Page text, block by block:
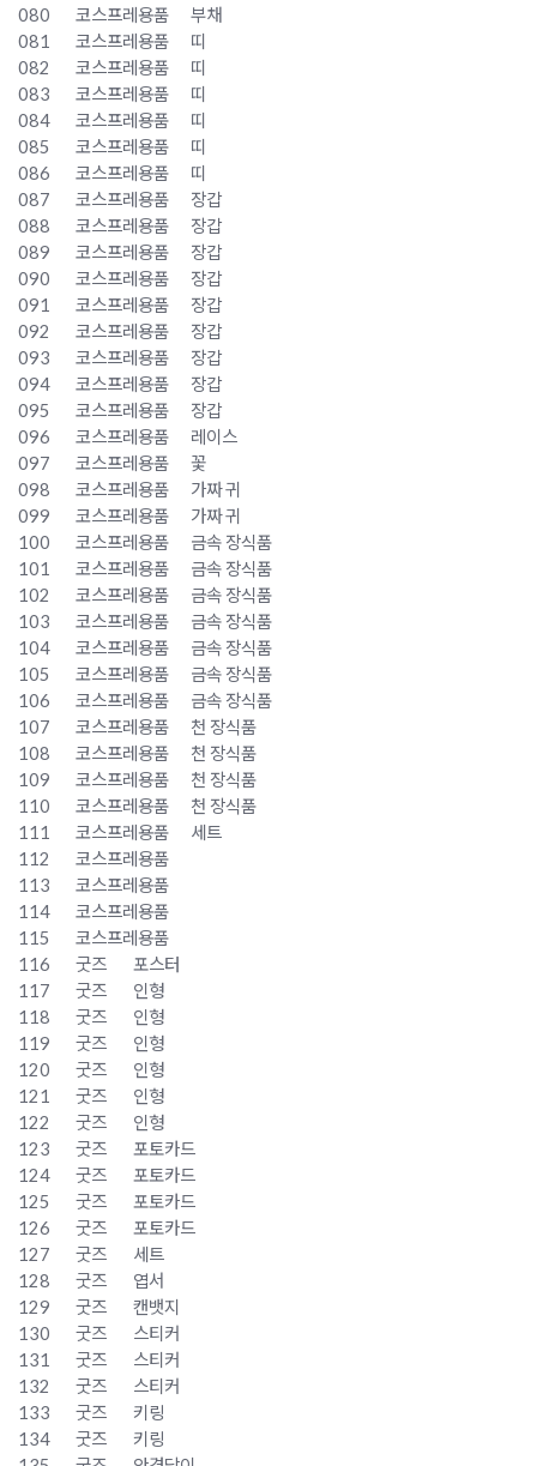
080
코스프레용품
부채
081
코스프레용품
띠
082
코스프레용품
띠
083
코스프레용품
띠
084
코스프레용품
띠
085
코스프레용품
띠
086
코스프레용품
띠
087
코스프레용품
장갑
088
코스프레용품
장갑
089
코스프레용품
장갑
090
코스프레용품
장갑
091
코스프레용품
장갑
092
코스프레용품
장갑
093
코스프레용품
장갑
094
코스프레용품
장갑
095
코스프레용품
장갑
096
코스프레용품
레이스
097
코스프레용품
꽃
098
코스프레용품
가짜 귀
099
코스프레용품
가짜 귀
100
코스프레용품
금속 장식품
101
코스프레용품
금속 장식품
102
코스프레용품
금속 장식품
103
코스프레용품
금속 장식품
104
코스프레용품
금속 장식품
105
코스프레용품
금속 장식품
106
코스프레용품
금속 장식품
107
코스프레용품
천 장식품
108
코스프레용품
천 장식품
109
코스프레용품
천 장식품
110
코스프레용품
천 장식품
111
코스프레용품
세트
112
코스프레용품
113
코스프레용품
114
코스프레용품
115
코스프레용품
116
굿즈
포스터
117
굿즈
인형
118
굿즈
인형
119
굿즈
인형
120
굿즈
인형
121
굿즈
인형
122
굿즈
인형
123
굿즈
포토카드
124
굿즈
포토카드
125
굿즈
포토카드
126
굿즈
포토카드
127
굿즈
세트
128
굿즈
엽서
129
굿즈
캔뱃지
130
굿즈
스티커
131
굿즈
스티커
132
굿즈
스티커
133
굿즈
키링
134
굿즈
키링